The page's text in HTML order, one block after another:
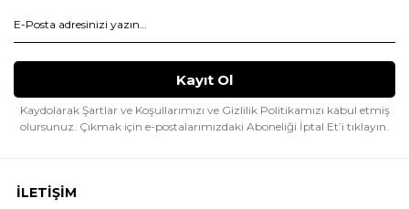
Kaydolarak Şartlar ve Koşullarımızı ve Gizlilik Politikamızı kabul etmiş
olursunuz. Çıkmak için e-postalarımızdaki Aboneliği İptal Et’i tıklayın.
İLETİŞİM